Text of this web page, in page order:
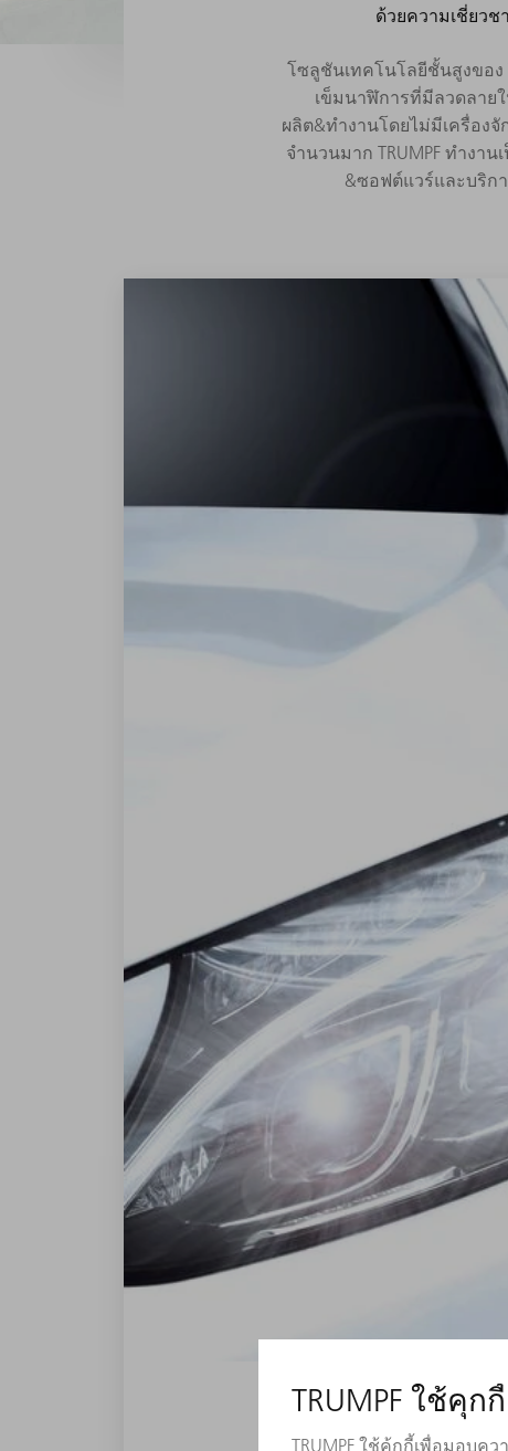
ด้วยความเชี่ยวช
โซลูชันเทคโนโลยีชั้นสูงของ
เข็มนาฬิการที่มีลวดลาย
ผลิต&ทำงานโดยไม่มีเครื่องจั
จำนวนมาก TRUMPF ทำงา
&ซอฟต์แวร์และบริก